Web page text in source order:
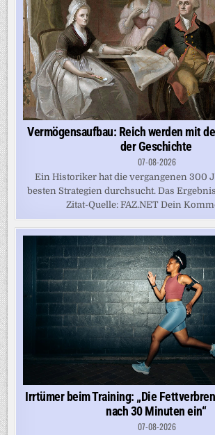
Vermögensaufbau: Reich werden mit
der Geschichte
07-08-2026
Ein Historiker hat die vergangenen 300
besten Strategien durchsucht. Das
Zitat-Quelle: FAZ.NET Dein
Irrtümer beim Training: „Die
nach 30 Minuten ein“
07-08-2026